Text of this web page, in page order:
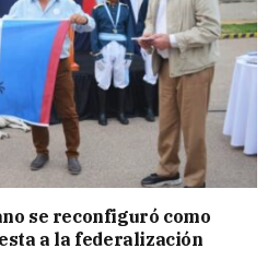
se reconfiguró como
a la federalización